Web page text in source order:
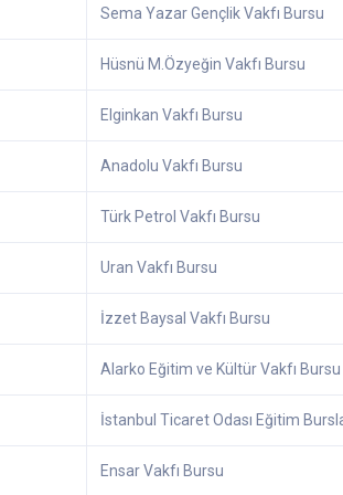
Sema Yazar Gençlik Vakfı Bursu
Hüsnü M.Özyeğin Vakfı Bursu
Elginkan Vakfı Bursu
Anadolu Vakfı Bursu
Türk Petrol Vakfı Bursu
Uran Vakfı Bursu
İzzet Baysal Vakfı Bursu
Alarko Eğitim ve Kültür Vakfı Bursu
İstanbul Ticaret Odası Eğitim
Ensar Vakfı Bursu